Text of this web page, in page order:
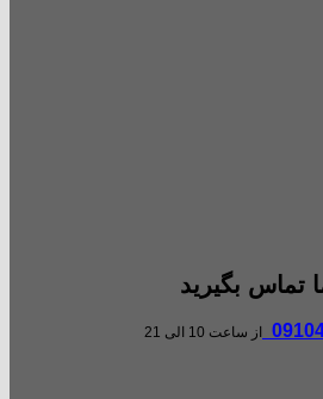
تماس بگیرید
از ساعت 10 الی 21